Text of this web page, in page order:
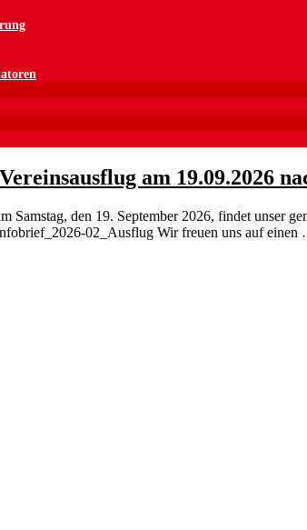
am 19.09.2026
Samstag, den 19. September 2026, findet unser
02_Ausflug Wir freuen uns auf einen